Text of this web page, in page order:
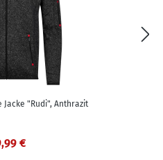
"Rudi", Anthrazit
€